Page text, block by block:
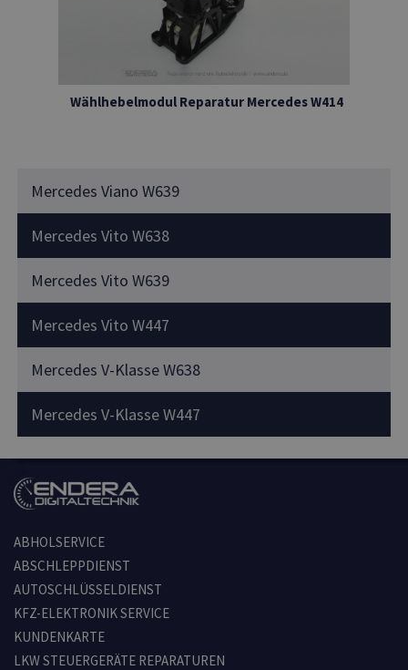
Wählhebelmodul Reparatur Mercedes W414
Mercedes Viano W639
Mercedes Vito W638
Mercedes Vito W639
Mercedes Vito W447
Mercedes V-Klasse W638
Mercedes V-Klasse W447
ABHOLSERVICE
ABSCHLEPPDIENST
AUTOSCHLÜSSELDIENST
KFZ-ELEKTRONIK SERVICE
KUNDENKARTE
LKW STEUERGERÄTE REPARATUREN